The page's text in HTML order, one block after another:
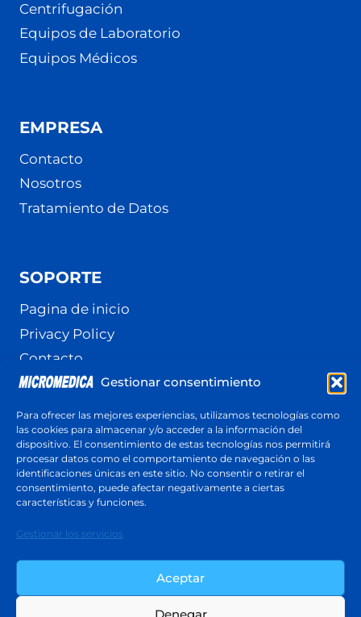
Gestionar consentimiento
Para ofrecer las mejores experiencias, utilizamos tecnologías como
las cookies para almacenar y/o acceder a la información del
dispositivo. El consentimiento de estas tecnologías nos permitirá
procesar datos como el comportamiento de navegación o las
identificaciones únicas en este sitio. No consentir o retirar el
consentimiento, puede afectar negativamente a ciertas
características y funciones.
Gestionar los servicios
Aceptar
Denegar
Centrifugación
Equipos de Laboratorio
Equipos Médicos
EMPRESA
Contacto
Nosotros
Tratamiento de Datos
SOPORTE
Pagina de inicio
Privacy Policy
Contacto
Terminos y Condiciones
Cotización
Respuesta en menos de 24 horas